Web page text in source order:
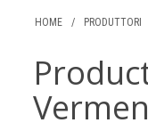
HOME / PRODUTTORI